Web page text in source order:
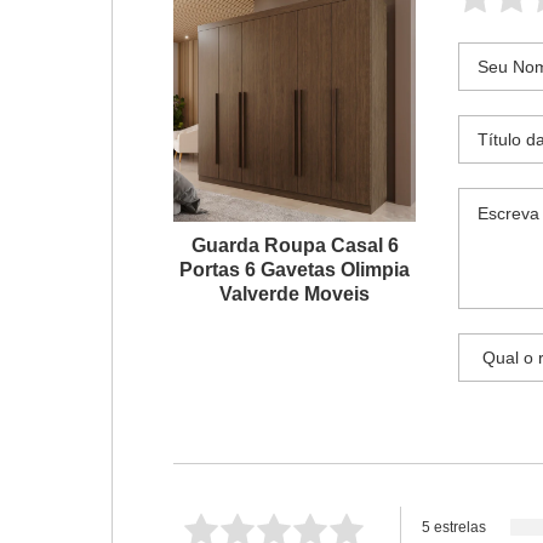
Guarda Roupa Casal 6
Portas 6 Gavetas Olimpia
Valverde Moveis
5 estrelas